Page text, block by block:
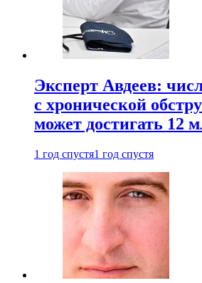
Эксперт Авдеев:
с хронической
может достигать 12
1 год спустя1 год спустя